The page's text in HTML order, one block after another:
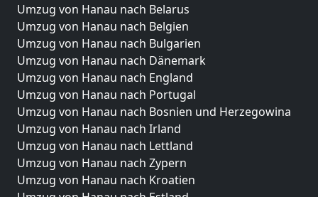
Umzug von Hanau nach Belarus
Umzug von Hanau nach Belgien
Umzug von Hanau nach Bulgarien
Umzug von Hanau nach Dänemark
Umzug von Hanau nach England
Umzug von Hanau nach Portugal
Umzug von Hanau nach Bosnien und Herzegowina
Umzug von Hanau nach Irland
Umzug von Hanau nach Lettland
Umzug von Hanau nach Zypern
Umzug von Hanau nach Kroatien